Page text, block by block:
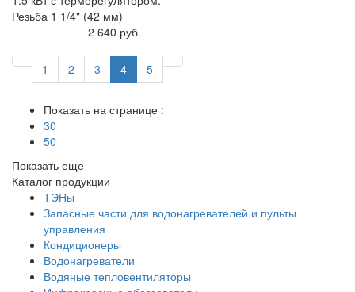
Резьба 1 1/4" (42 мм)
2 640 руб.
1 2 3 4 5
Показать на странице :
30
50
Показать еще
Каталог продукции
ТЭНы
Запасные части для водонагревателей и пульты
управления
Кондиционеры
Водонагреватели
Водяные тепловентиляторы